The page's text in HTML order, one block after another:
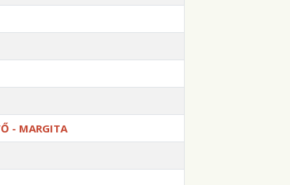
- MARGITA